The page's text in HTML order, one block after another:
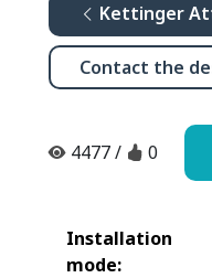
Kettinger
Contact the
4477/ 0
Installation
mode: